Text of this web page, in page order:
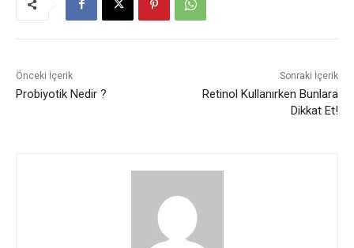
Önceki İçerik
Probiyotik Nedir ?
Sonraki İçerik
Retinol Kullanırken Bunlara
Dikkat Et!